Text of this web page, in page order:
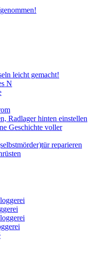
leicht gemacht!
N
Radlager hinten einstellen
Geschichte voller
reparieren